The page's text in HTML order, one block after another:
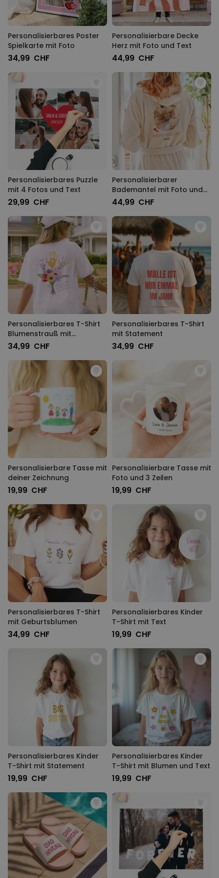
Personalisierbares Poster
Spielkarte mit Foto
34,99 CHF
Personalisierbare Decke
Herz mit Foto und Text
44,99 CHF
Personalisierbares Puzzle
mit 4 Fotos und Text
29,99 CHF
Personalisierbarer
Bademantel mit Foto und
Namen
44,99 CHF
Personalisierbares T-Shirt
Blumenstrauß mit
Handabdruck
34,99 CHF
Personalisierbares T-Shirt
mit Statement
34,99 CHF
Personalisierbare Tasse mit
deiner Zeichnung
19,99 CHF
Personalisierbare Tasse mit
Foto und 3 Zeilen
19,99 CHF
Personalisierbares T-Shirt
mit Geburtsblumen
34,99 CHF
Personalisierbares Kinder
T-Shirt mit Text
19,99 CHF
Personalisierbares Kinder
T-Shirt mit Statement
19,99 CHF
Personalisierbares Kinder
T-Shirt mit Blumen und Text
19,99 CHF